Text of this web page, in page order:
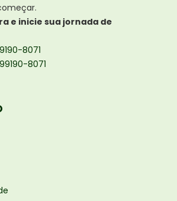
e inicie sua jornada de
8071
8071